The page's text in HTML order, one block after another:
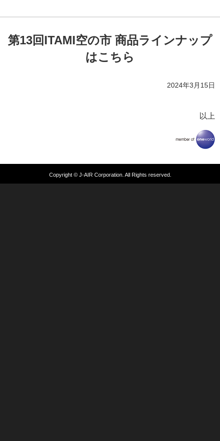
第13回ITAMI空の市 商品ラインナップ
はこちら
2024年3月15日
以上
Copyright © J-AIR Corporation. All Rights reserved.